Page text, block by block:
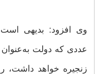
وی افزود: بدیهی است
عددی که دولت به‌عنوان
زنجیره خواهد داشت،